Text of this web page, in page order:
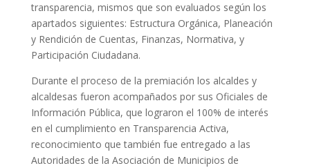
transparencia, mismos que son evaluados según los
apartados siguientes: Estructura Orgánica, Planeación
y Rendición de Cuentas, Finanzas, Normativa, y
Participación Ciudadana.
Durante el proceso de la premiación los alcaldes y
alcaldesas fueron acompañados por sus Oficiales de
Información Pública, que lograron el 100% de interés
en el cumplimiento en Transparencia Activa,
reconocimiento que también fue entregado a las
Autoridades de la Asociación de Municipios de